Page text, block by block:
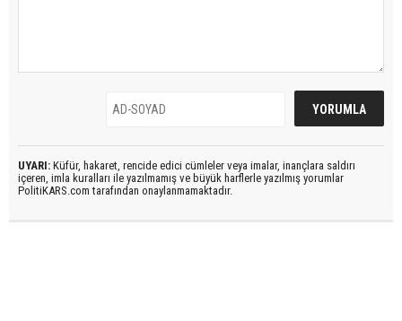
UYARI: Küfür, hakaret, rencide edici cümleler veya imalar, inançlara saldırı
içeren, imla kuralları ile yazılmamış ve büyük harflerle yazılmış yorumlar
PolitiKARS.com tarafından onaylanmamaktadır.